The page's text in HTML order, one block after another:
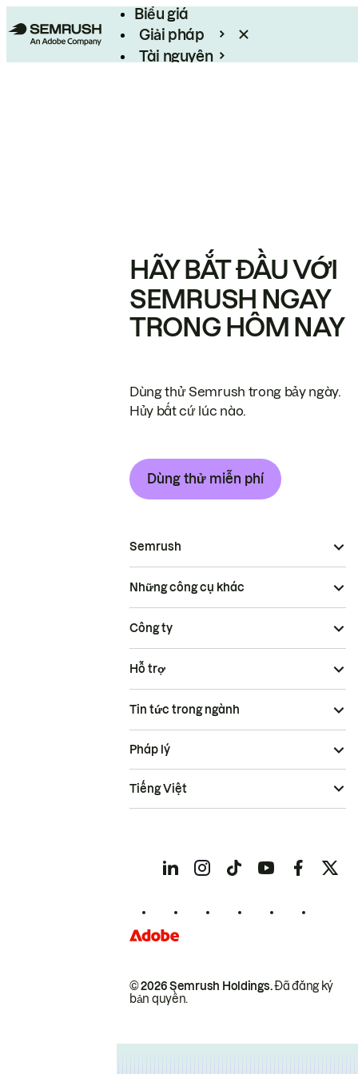
Biểu giá
Giải pháp
Tài nguyên
HÃY BẮT ĐẦU VỚI
SEMRUSH NGAY
TRONG HÔM NAY
Dùng thử Semrush trong bảy ngày.
Hủy bất cứ lúc nào.
Dùng thử miễn phí
Semrush
Những công cụ khác
Công ty
Hỗ trợ
Tin tức trong ngành
© 2026 Semrush Holdings.Đã đăng ký
bản quyền.
Pháp lý
Tiếng Việt